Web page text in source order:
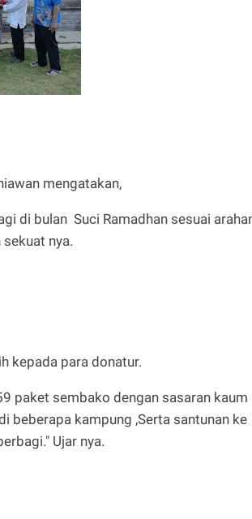
mengatakan,
di bulan Suci Ramadhan sesuai
nya.
kepada para donatur.
paket sembako dengan sasaran kaum
beberapa kampung ,Serta santunan ke
Ujar nya.